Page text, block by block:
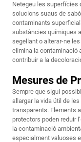
Netegeu les superfícies
solucions suaus de
contaminants
substàncies químiques
segellant o alterar-ne
elimina la contaminació
contribuir a la
Mesures de
Sempre que sigui
allargar la vida útil de
transparents. Elements
protectors poden reduir
la contaminació
especialment valuoses